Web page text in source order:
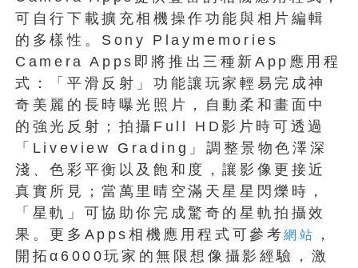
可自行下載擴充相機操作功能與相片編輯
的多樣性。Sony Playmemories
Camera Apps即將推出三種新App應用程
式：「平滑反射」功能讓玩家輕易完成神
奇美麗的長時曝光照片，自動柔和畫面中
的強光反射；拍攝Full HD影片時可透過
「Liveview Grading」調整景物色澤深
淺、色彩平衡以及飽和度，讓影像更接近
真實所見；當萬里晴空滿天星星閃爍時，
「星軌」可協助你完成驚奇的星軌拍攝效
果。更多Apps相機應用程式可參考網站
，
開拓α6000玩家的無限想像攝影經驗，激